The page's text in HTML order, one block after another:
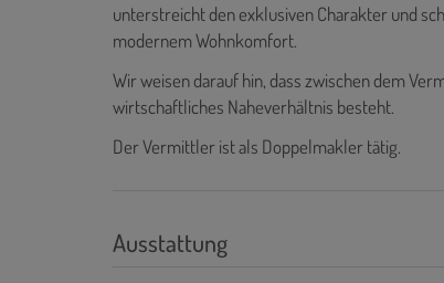
unterstreicht den exklusiven Charakter und
modernem Wohnkomfort.
Wir weisen darauf hin, dass zwischen dem
wirtschaftliches Naheverhältnis besteht.
Der Vermittler ist als Doppelmakler tätig.
Ausstattung